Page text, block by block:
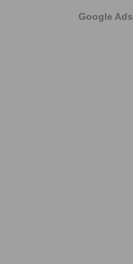
Google Ads